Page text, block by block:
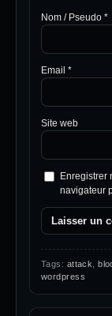
Nom / Pseudo *
Email *
Site web
Enregistrer
navigateur
Tags: attack ,
wordpress